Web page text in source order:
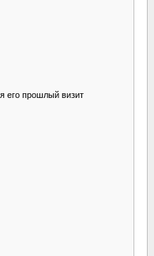
его прошлый визит